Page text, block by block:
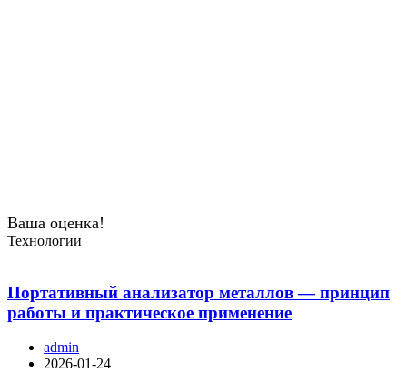
Ваша оценка!
Технологии
Портативный анализатор металлов — принцип
работы и практическое применение
admin
2026-01-24